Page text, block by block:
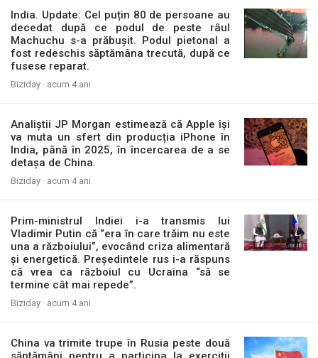
India. Update: Cel puțin 80 de persoane au
decedat după ce podul de peste râul
Machuchu s-a prăbușit. Podul pietonal a
fost redeschis săptămâna trecută, după ce
fusese reparat.
Biziday · acum 4 ani
Analiștii JP Morgan estimează că Apple își
va muta un sfert din producția iPhone în
India, până în 2025, în încercarea de a se
detașa de China.
Biziday · acum 4 ani
Prim-ministrul Indiei i-a transmis lui
Vladimir Putin că “era în care trăim nu este
una a războiului”, evocând criza alimentară
și energetică. Președintele rus i-a răspuns
că vrea ca războiul cu Ucraina “să se
termine cât mai repede”.
Biziday · acum 4 ani
China va trimite trupe în Rusia peste două